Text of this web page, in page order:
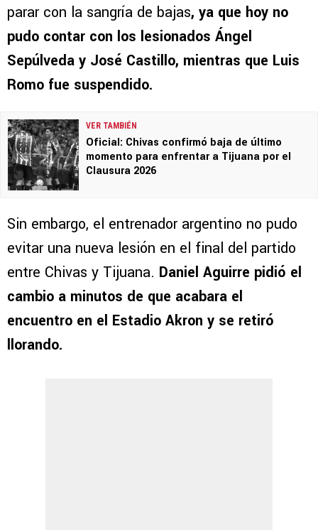
parar con la sangría de bajas, ya que hoy no
pudo contar con los lesionados Ángel
Sepúlveda y José Castillo, mientras que Luis
Romo fue suspendido.
VER TAMBIÉN
Oficial: Chivas confirmó baja de último
momento para enfrentar a Tijuana por el
Clausura 2026
Sin embargo, el entrenador argentino no pudo
evitar una nueva lesión en el final del partido
entre Chivas y Tijuana. Daniel Aguirre pidió el
cambio a minutos de que acabara el
encuentro en el Estadio Akron y se retiró
llorando.